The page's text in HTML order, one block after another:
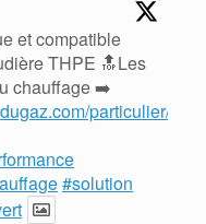
et compatible
THPE 🔝Les
chauffage ➡️
particulier/
#solution